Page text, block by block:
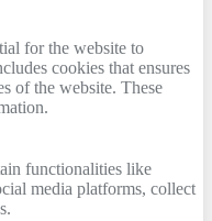
for the website to
cookies that ensures
of the website. These
functionalities like
media platforms, collect